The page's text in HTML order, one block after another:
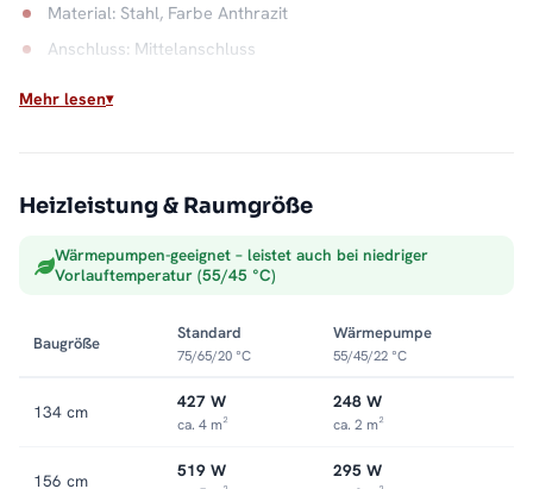
Material: Stahl, Farbe Anthrazit
Anschluss: Mittelanschluss
Heizstab übernimmt außerhalb der Heizsaison. Flexibler lässt
Ausstattungen finden Sie in der KategorieMischbetrieb-
Heizkörper.
Mehr lesen
Heizleistung & Raumgröße
Wärmepumpen-geeignet – leistet auch bei niedriger
Vorlauftemperatur (55/45 °C)
Baugröße
Standard
75/65/20 °C
Wärmepumpe
55/45/22 °C
134 cm 427 W
ca. 4 m²
248 W
ca. 2 m²
156 cm 519 W 295 W